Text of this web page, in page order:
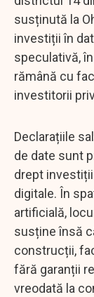
susținută la
investiții în
speculativă,
rămână cu
investitorii
Declarațiile
de date sunt
drept
digitale. În
artificială,
susține însă
construcții,
fără garanții
vreodată la